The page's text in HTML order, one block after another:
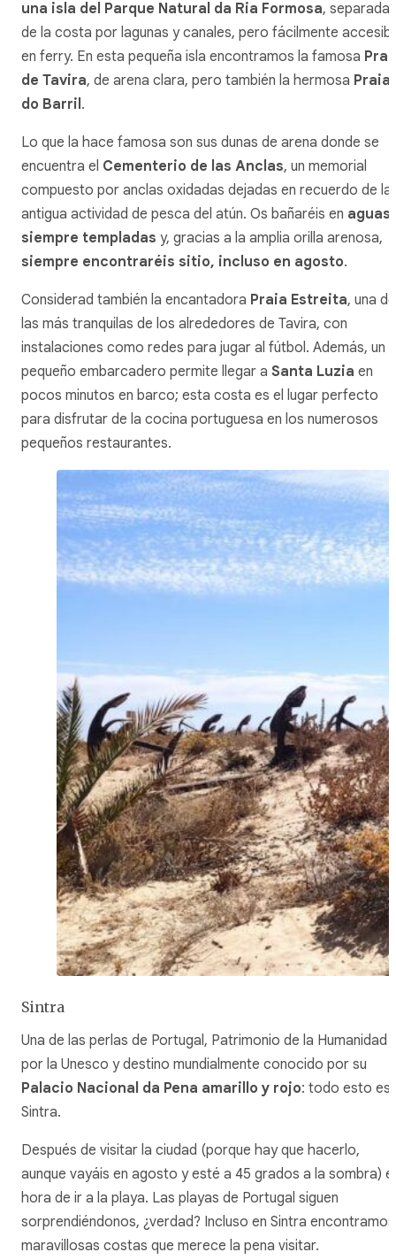
una isla del Parque Natural da Ria Formosa, separada
de la costa por lagunas y canales, pero fácilmente
en ferry. En esta pequeña isla encontramos la famosa
de Tavira, de arena clara, pero también la hermosa Praia
do Barril.
Lo que la hace famosa son sus dunas de arena donde se
encuentra el Cementerio de las Anclas, un memorial
compuesto por anclas oxidadas dejadas en recuerdo de la
antigua actividad de pesca del atún. Os bañaréis en aguas
siempre templadas y, gracias a la amplia orilla arenosa,
siempre encontraréis sitio, incluso en agosto.
Considerad también la encantadora Praia Estreita, una de
las más tranquilas de los alrededores de Tavira, con
instalaciones como redes para jugar al fútbol. Además, un
pequeño embarcadero permite llegar a Santa Luzia en
pocos minutos en barco; esta costa es el lugar perfecto
para disfrutar de la cocina portuguesa en los numerosos
pequeños restaurantes.
Sintra
Una de las perlas de Portugal, Patrimonio de la Humanidad
por la Unesco y destino mundialmente conocido por su
Palacio Nacional da Pena amarillo y rojo: todo esto es
Sintra.
Después de visitar la ciudad (porque hay que hacerlo,
aunque vayáis en agosto y esté a 45 grados a la sombra)
hora de ir a la playa. Las playas de Portugal siguen
sorprendiéndonos, ¿verdad? Incluso en Sintra encontramos
maravillosas costas que merece la pena visitar.